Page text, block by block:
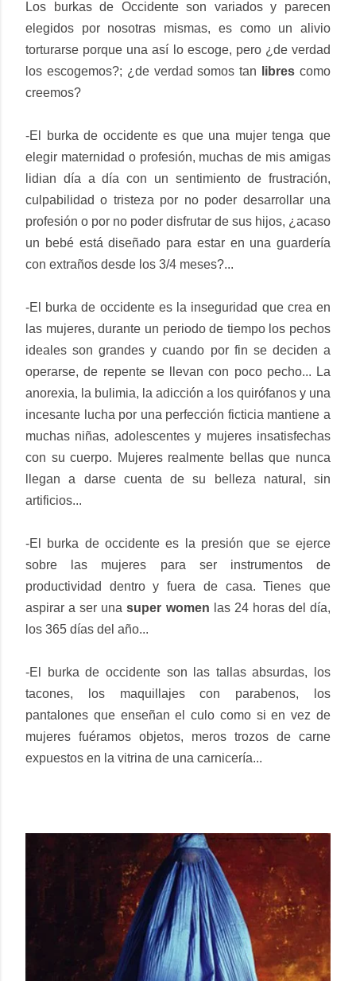
Los burkas de Occidente son variados y parecen
elegidos por nosotras mismas, es como un alivio
torturarse porque una así lo escoge, pero ¿de verdad
los escogemos?; ¿de verdad somos tan libres como
creemos?
-El burka de occidente es que una mujer tenga que
elegir maternidad o profesión, muchas de mis amigas
lidian día a día con un sentimiento de frustración,
culpabilidad o tristeza por no poder desarrollar una
profesión o por no poder disfrutar de sus hijos, ¿acaso
un bebé está diseñado para estar en una guardería
con extraños desde los 3/4 meses?...
-El burka de occidente es la inseguridad que crea en
las mujeres, durante un periodo de tiempo los pechos
ideales son grandes y cuando por fin se deciden a
operarse, de repente se llevan con poco pecho... La
anorexia, la bulimia, la adicción a los quirófanos y una
incesante lucha por una perfección ficticia mantiene a
muchas niñas, adolescentes y mujeres insatisfechas
con su cuerpo. Mujeres realmente bellas que nunca
llegan a darse cuenta de su belleza natural, sin
artificios...
-El burka de occidente es la presión que se ejerce
sobre las mujeres para ser instrumentos de
productividad dentro y fuera de casa. Tienes que
aspirar a ser unasuper women las 24 horas del día,
los 365 días del año...
-El burka de occidente son las tallas absurdas, los
tacones, los maquillajes con parabenos, los
pantalones que enseñan el culo como si en vez de
mujeres fuéramos objetos, meros trozos de carne
expuestos en la vitrina de una carnicería...